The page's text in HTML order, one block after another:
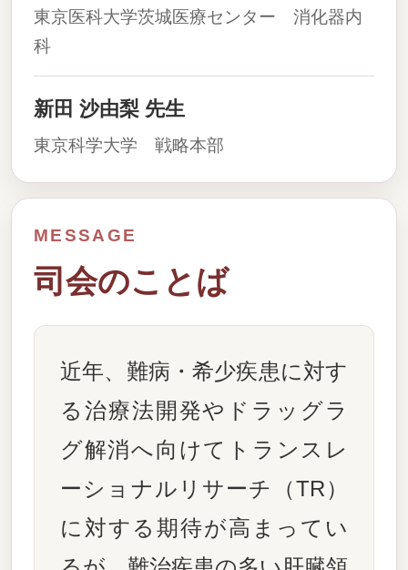
東京医科大学茨城医療センター 消化器内
科
新田 沙由梨 先生
東京科学大学 戦略本部
MESSAGE
司会のことば
近年、難病・希少疾患に対す
る治療法開発やドラッグラ
グ解消へ向けてトランスレ
ーショナルリサーチ（TR）
に対する期待が高まってい